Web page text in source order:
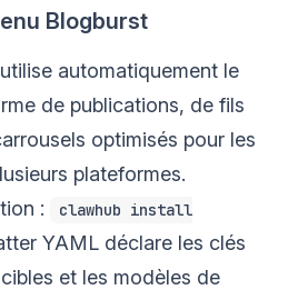
Blogburst
automatiquement le
de publications, de fils
optimisés pour les
plateformes.
:
clawhub install
YAML déclare les clés
et les modèles de